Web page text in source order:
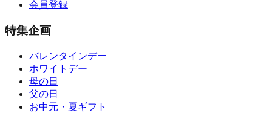
会員登録
特集企画
バレンタインデー
ホワイトデー
母の日
父の日
お中元・夏ギフト